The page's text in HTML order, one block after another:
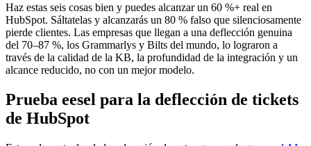
Haz estas seis cosas bien y puedes alcanzar un 60 %+ real en
HubSpot. Sáltatelas y alcanzarás un 80 % falso que silenciosamente
pierde clientes. Las empresas que llegan a una deflección genuina
del 70–87 %, los Grammarlys y Bilts del mundo, lo lograron a
través de la calidad de la KB, la profundidad de la integración y un
alcance reducido, no con un mejor modelo.
Prueba eesel para la deflección de tickets
de HubSpot